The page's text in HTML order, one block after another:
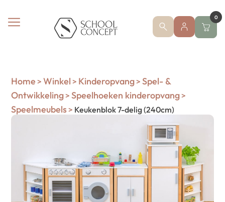
0
Home > Winkel > Kinderopvang> Spel- &
Ontwikkeling> Speelhoeken kinderopvang>
Speelmeubels> Keukenblok 7-delig (240cm)